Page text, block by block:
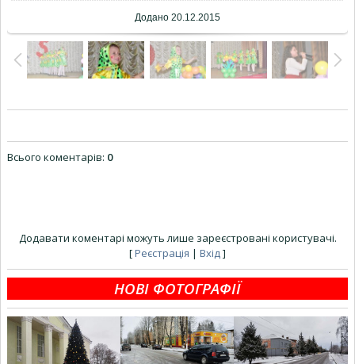
Додано 20.12.2015
Всього коментарів: 0
Додавати коментарі можуть лише зареєстровані користувачі.
[Реєстрація | Вхід ]
НОВІ ФОТОГРАФІЇ